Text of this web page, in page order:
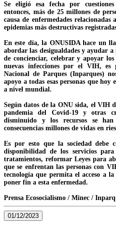
Se eligió esa fecha por
entonces, más de 25 millones de
causa de enfermedades
epidemias más destructivas
En este día, la ONUSIDA hace un
abordar las desigualdades y ayudar
de concienciar, celebrar y apoyar
nuevas infecciones por el VIH,
Nacional de Parques (Inparques)
apoyo a todas esas personas que
a nivel mundial.
Según datos de la ONU sida, el VIH
pandemia del Covid-19 y otras
disminuido y los recursos se
consecuencias millones de vidas en
Es por esto que la sociedad debe
disponibilidad de los servicios
tratamientos, reformar Leyes para
que se enfrentan las personas con
tecnología que permita el acceso a
poner fin a esta enfermedad.
Prensa Ecosocialismo / Minec /
01/12/2023